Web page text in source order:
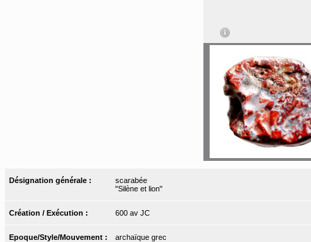
Désignation générale :
scarabée
"Silène et lion"
Création / Exécution : 600 av JC
Epoque/Style/Mouvement : archaïque grec